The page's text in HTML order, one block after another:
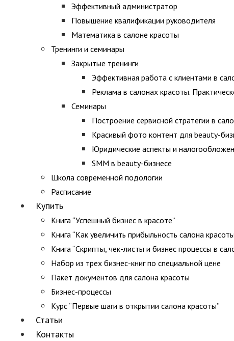
Эффективный администратор
Повышение квалификации руководителя
Математика в салоне красоты
Тренинги и семинары
Закрытые тренинги
Эффективная работа с клиентами в
Реклама в салонах красоты.
Семинары
Построение сервисной стратегии в
Красивый фото контент для beauty-
Юридические аспекты и
SMM в beauty-бизнесе
Школа современной подологии
Расписание
Купить
Книга “Успешный бизнес в красоте”
Книга “Как увеличить прибыльность салона
Книга “Скрипты, чек-листы и бизнес процессы в
Набор из трех бизнес-книг по специальной цене
Пакет документов для салона красоты
Бизнес-процессы
Курс “Первые шаги в открытии салона красоты”
Статьи
Контакты